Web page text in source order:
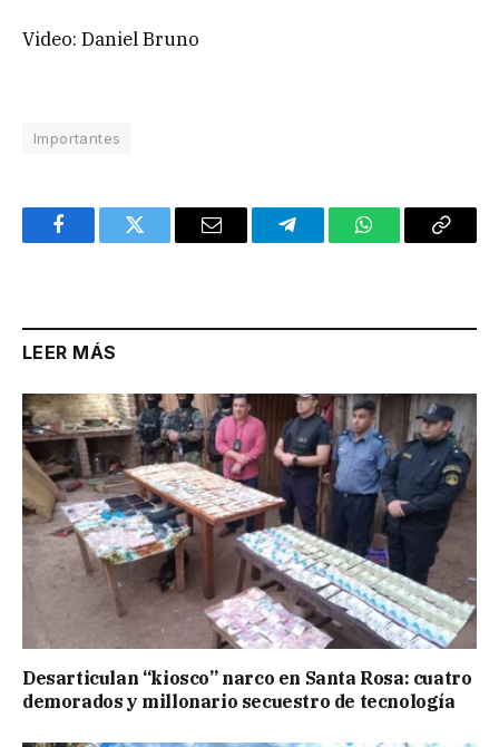
Video: Daniel Bruno
Importantes
FacebookTwitter Email TelegramWhatsAppCopy
LEER MÁS
Desarticulan “kiosco” narco en Santa Rosa: cuatro
demorados y millonario secuestro de tecnología